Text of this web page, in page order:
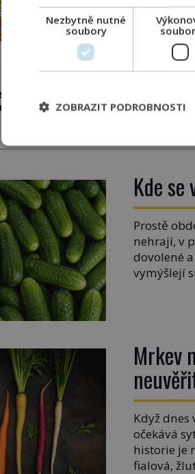
ELEKTRONICKÉ
TIŠTĚNÉ
francouzského
domorodci?
Kde se
Prostě
nehrají, v
dovolené
vymýšlejí
Mrkev
barvou
Když dnes
očekává
historie je
fialová,
Nezbytně nutné
soubory
ZOBRAZIT PODROBNOSTI